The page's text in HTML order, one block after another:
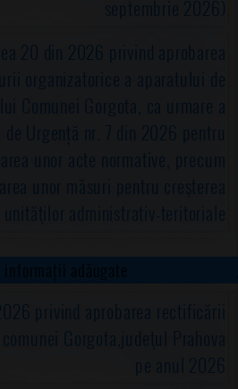
septembrie 2026)
20 din 2026 privind aprobarea
organizatorice a aparatului de
Comunei Gorgota, ca urmare a
Urgență nr. 7 din 2026 pentru
unor acte normative, precum
unor măsuri pentru creşterea
administrativ-teritoriale
adăugate
privind aprobarea rectificării
Gorgota,judeţul Prahova
pe anul 2026